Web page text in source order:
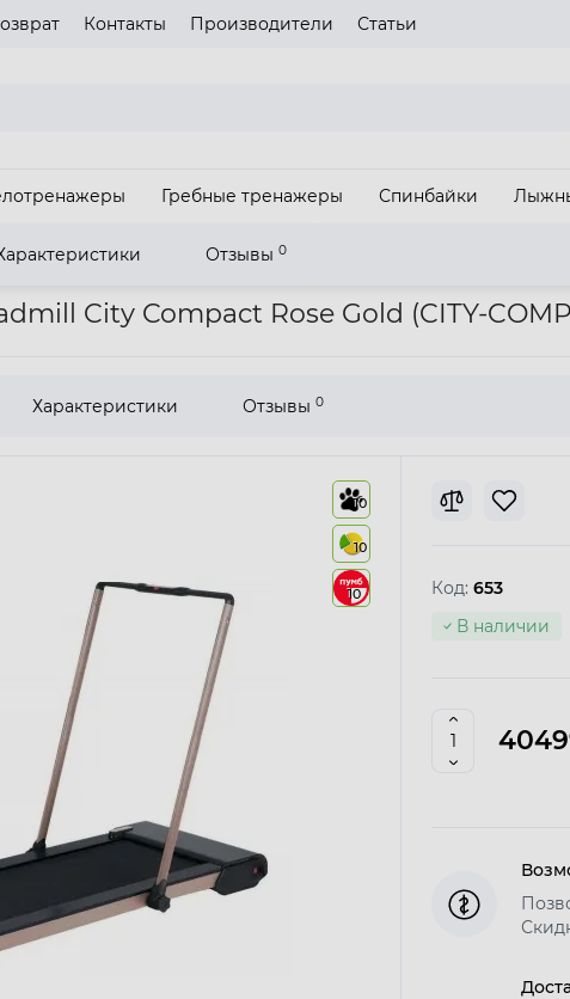
Контакты Производители Статьи
Гребные тренажеры Спинбайки
Отзывы 0
Беговая дорожка Toorx Treadmill City Compact Rose Gold
City Compact Rose Gold (CITY-
Характеристики Отзывы 0
10
10
10 Код: 653
В наличии